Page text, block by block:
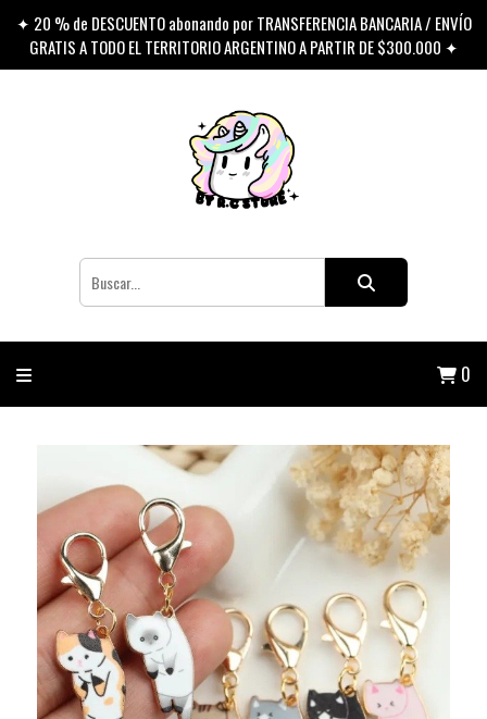
✦ 20 % de DESCUENTO abonando por TRANSFERENCIA BANCARIA / ENVÍO
GRATIS A TODO EL TERRITORIO ARGENTINO A PARTIR DE $300.000 ✦
0